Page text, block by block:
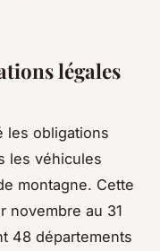
légales
les obligations
les véhicules
montagne. Cette
novembre au 31
48 départements